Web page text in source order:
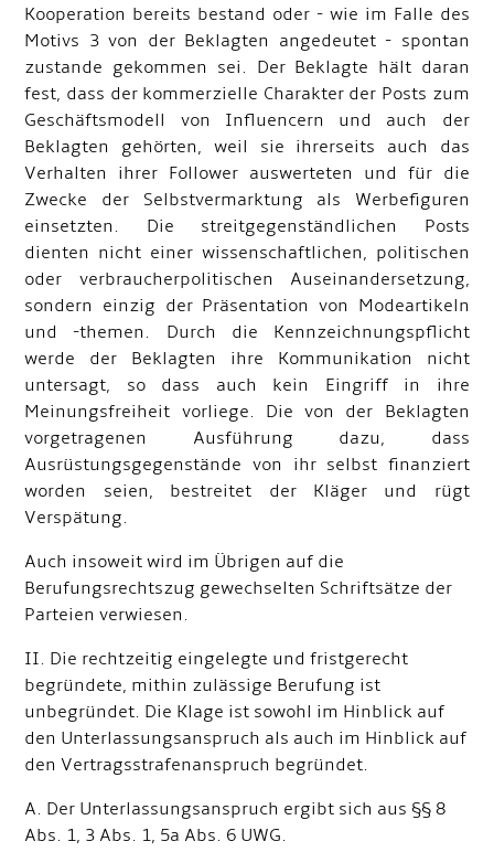
Kooperation bereits bestand oder - wie im Falle des
Motivs 3 von der Beklagten angedeutet - spontan
zustande gekommen sei. Der Beklagte hält daran
fest, dass der kommerzielle Charakter der Posts zum
Geschäftsmodell von Influencern und auch der
Beklagten gehörten, weil sie ihrerseits auch das
Verhalten ihrer Follower auswerteten und für die
Zwecke der Selbstvermarktung als Werbefiguren
einsetzten. Die streitgegenständlichen Posts
dienten nicht einer wissenschaftlichen, politischen
oder verbraucherpolitischen Auseinandersetzung,
sondern einzig der Präsentation von Modeartikeln
und -themen. Durch die Kennzeichnungspflicht
werde der Beklagten ihre Kommunikation nicht
untersagt, so dass auch kein Eingriff in ihre
Meinungsfreiheit vorliege. Die von der Beklagten
vorgetragenen Ausführung dazu, dass
Ausrüstungsgegenstände von ihr selbst finanziert
worden seien, bestreitet der Kläger und rügt
Verspätung.
Auch insoweit wird im Übrigen auf die
Berufungsrechtszug gewechselten Schriftsätze der
Parteien verwiesen.
II. Die rechtzeitig eingelegte und fristgerecht
begründete, mithin zulässige Berufung ist
unbegründet. Die Klage ist sowohl im Hinblick auf
den Unterlassungsanspruch als auch im Hinblick auf
den Vertragsstrafenanspruch begründet.
A. Der Unterlassungsanspruch ergibt sich aus §§ 8
Abs. 1, 3 Abs. 1, 5a Abs. 6 UWG.